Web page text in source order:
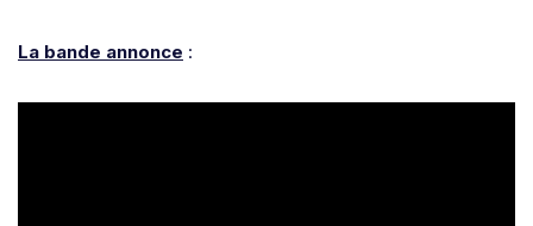
La bande annonce :